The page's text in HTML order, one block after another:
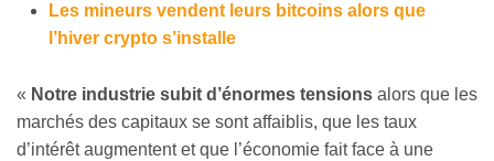
Les mineurs vendent leurs bitcoins alors que
l’hiver crypto s’installe
« Notre industrie subit d’énormes tensions alors que les
marchés des capitaux se sont affaiblis, que les taux
d’intérêt augmentent et que l’économie fait face à une